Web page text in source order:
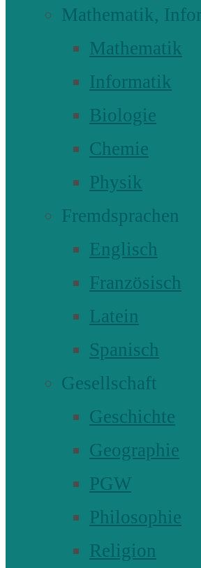
Mathematik,
Mathematik
Informatik
Biologie
Chemie
Physik
Fremdsprachen
Englisch
Französisch
Latein
Spanisch
Gesellschaft
Geschichte
Geographie
PGW
Philosophie
Religion